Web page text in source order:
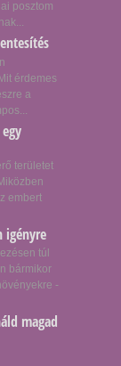
posztom
érdemes
a
területet
embert
igényre
túl
bármikor
-
magad